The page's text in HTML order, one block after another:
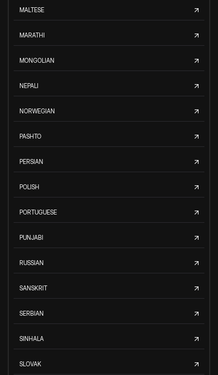
MALTESE
MARATHI
MONGOLIAN
NEPALI
NORWEGIAN
PASHTO
PERSIAN
POLISH
PORTUGUESE
PUNJABI
RUSSIAN
SANSKRIT
SERBIAN
SINHALA
SLOVAK